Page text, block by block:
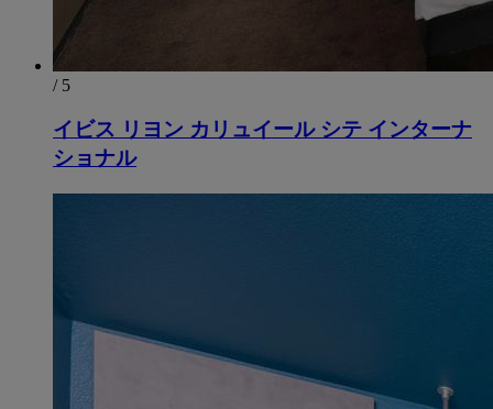
/ 5
イビス リヨン カリュイール シテ インターナ
ショナル